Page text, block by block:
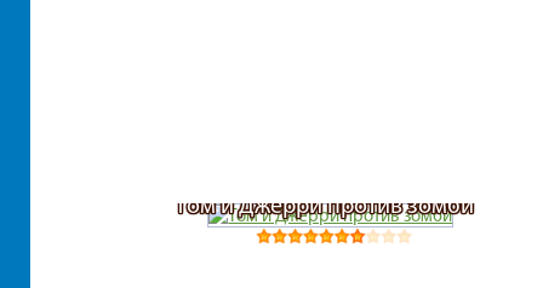
Том и Джерри против зомби